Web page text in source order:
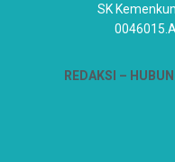
SK
REDAKSI –